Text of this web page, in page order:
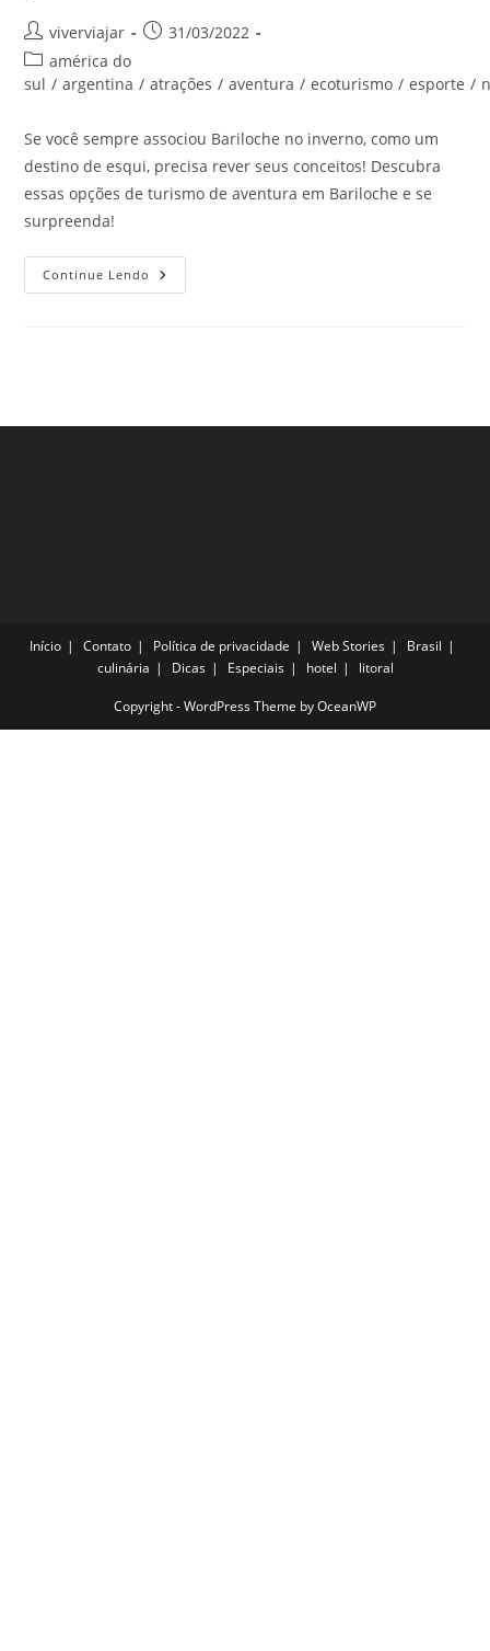
Autor
do
post:
viverviajar
Post31/03/2022
Categoria
do
américa do
sul / argentina / atrações / aventura / ecoturismo / esporte /
Se você sempre associou Bariloche no inverno, como um
destino de esqui, precisa rever seus conceitos! Descubra
essas opções de turismo de aventura em Bariloche e se
surpreenda!
Continue Lendo Turismo
De
Incríveis
Início Contato Política de privacidade Web Stories
Brasil
culinária
Dicas Especiais hotel litoral
Copyright - WordPress Theme by OceanWP